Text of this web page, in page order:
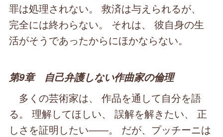
罪は処理されない。 救済は与えられるが、
完全には終わらない。 それは、 彼自身の生
活がそうであったからにほかならない。
第9章 自己弁護しない作曲家の倫理
多くの芸術家は、 作品を通して自分を語
る。 理解してほしい、 誤解を解きたい、 正
しさを証明したい――。 だが、プッチーニは